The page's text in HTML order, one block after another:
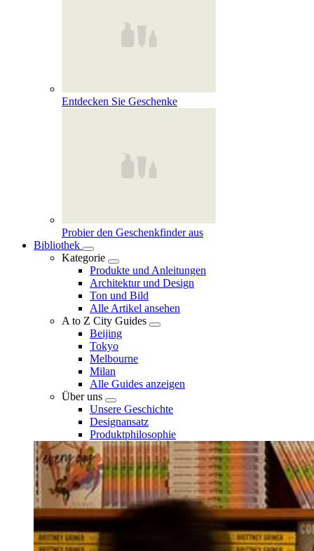
Entdecken Sie Geschenke
Probier den Geschenkfinder aus
Bibliothek
Kategorie
Produkte und Anleitungen
Architektur und Design
Ton und Bild
Alle Artikel ansehen
A to Z City Guides
Beijing
Tokyo
Melbourne
Milan
Alle Guides anzeigen
Über uns
Unsere Geschichte
Designansatz
Produktphilosophie